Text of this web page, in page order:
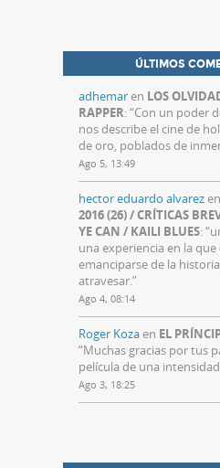
ÚLTIMOS
adhemaren LOS
RAPPER: “Con un poder
nos describe el cine de
de oro, poblados de
Ago 5, 13:49
hector eduardo alvarezen
2016 (26) / CRÍTICAS
YE CAN / KAILI BLUES: “
una experiencia en la
emanciparse de la
atravesar.”
Ago 4, 08:14
Roger Kozaen EL
“Muchas gracias por tus
película de una
Ago 3, 18:25